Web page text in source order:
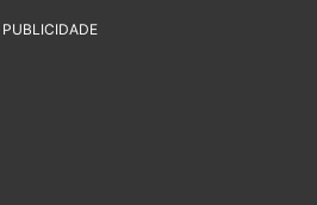
PUBLICIDADE